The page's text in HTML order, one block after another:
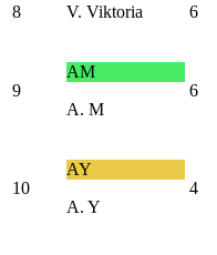
8 V. Viktoria 6
9
AM
A. M
6
10
AY
A. Y
4